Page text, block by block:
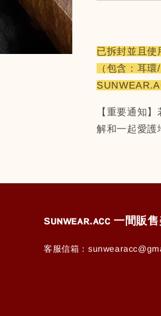
已拆封並且使
（包含：耳
【重要通知
解和一起愛護
ꜱᴜɴᴡᴇᴀʀ.ᴀᴄᴄ 一間販
客服信箱：